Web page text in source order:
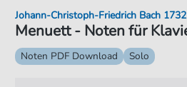
Menuett - Noten für
Johann-Christoph-Friedrich Bach
Noten PDF Download Solo